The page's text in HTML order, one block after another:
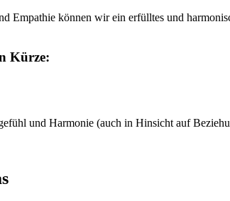
Empathie können wir ein erfülltes und
Kürze:
und Harmonie (auch in Hinsicht auf